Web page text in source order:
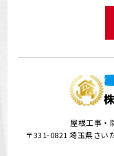
屋根工事・
〒331-0821 埼玉県さい